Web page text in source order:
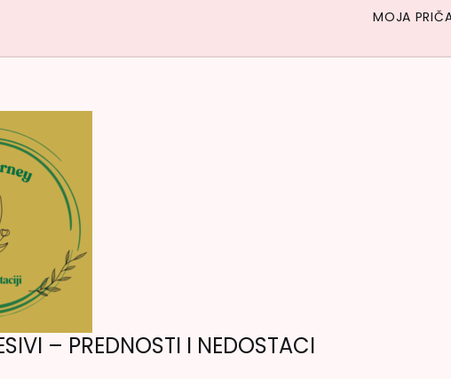
MOJA
– PREDNOSTI I NEDOSTACI